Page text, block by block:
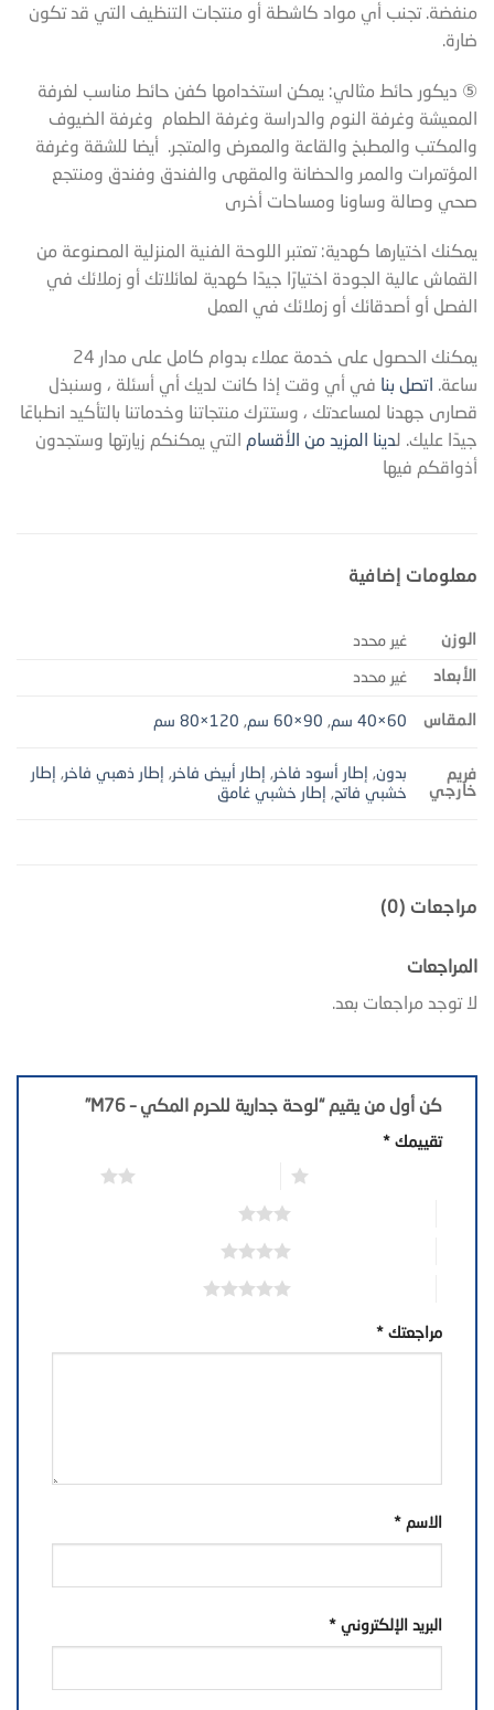
منفضة. تجنب أي مواد كاشطة أو منتجات التنظيف التي قد تكون
ضارة.
⑤ ديكور حائط مثالي: يمكن استخدامها كفن حائط مناسب لغرفة
المعيشة وغرفة النوم والدراسة وغرفة الطعام وغرفة الضيوف
والمكتب والمطبخ والقاعة والمعرض والمتجر. أيضا للشقة وغرفة
المؤتمرات والممر والحضانة والمقهى والفندق وفندق ومنتجع
صحي وصالة وساونا ومساحات أخرى
يمكنك اختيارها كهدية: تعتبر اللوحة الفنية المنزلية المصنوعة من
القماش عالية الجودة اختيارًا جيدًا كهدية لعائلاتك أو زملائك في
الفصل أو أصدقائك أو زملائك في العمل
يمكنك الحصول على خدمة عملاء بدوام كامل على مدار 24
ساعة. اتصل بنا في أي وقت إذا كانت لديك أي أسئلة ، وسنبذل
قصارى جهدنا لمساعدتك ، وستترك منتجاتنا وخدماتنا بالتأكيد انطباعًا
جيدًا عليك. لدينا المزيد من الأقسام التي يمكنكم زيارتها وستجدون
أذواقكم فيها
معلومات إضافية
الوزن غير محدد
الأبعاد غير محدد
المقاس 60×40 سم , 90×60 سم , 120×80 سم
فريم
خارجي
بدون, إطار أسود فاخر, إطار أبيض فاخر, إطار ذهبي فاخر,
إطار
خشبي فاتح, إطار خشبي غامق
مراجعات (0)
المراجعات
لا توجد مراجعات بعد.
كن أول من يقيم “لوحة جدارية للحرم المكي – M76”
تقييمك *
مراجعتك *
الاسم *
البريد الإلكتروني *